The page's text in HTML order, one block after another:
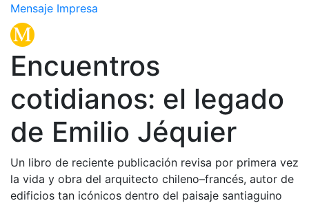
Mensaje Impresa
Encuentros
cotidianos: el legado
de Emilio Jéquier
Un libro de reciente publicación revisa por primera vez
la vida y obra del arquitecto chileno–francés, autor de
edificios tan icónicos dentro del paisaje santiaguino